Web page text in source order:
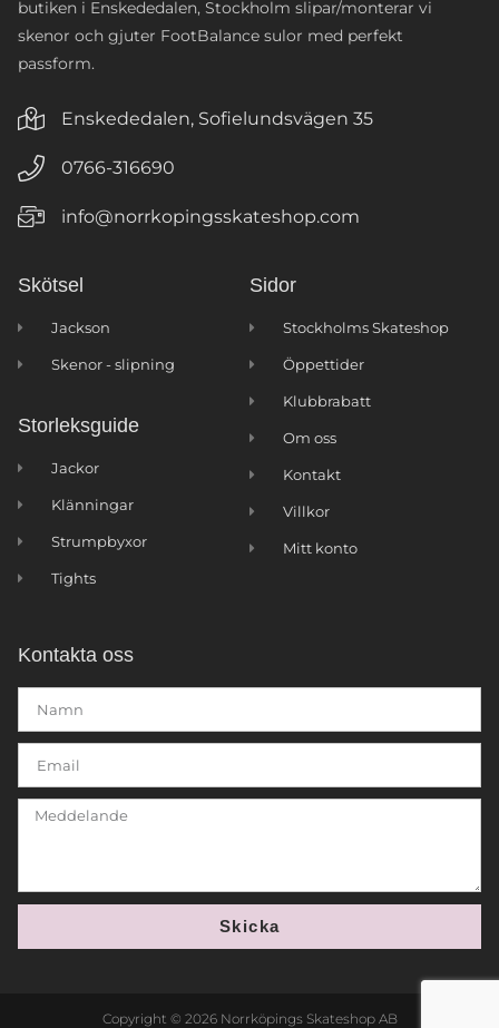
butiken i Enskededalen, Stockholm slipar/monterar vi
skenor och gjuter FootBalance sulor med perfekt
passform.
Enskededalen, Sofielundsvägen 35
0766-316690
info@norrkopingsskateshop.com
Skötsel
Jackson
Skenor - slipning
Storleksguide
Jackor
Klänningar
Strumpbyxor
Tights
Sidor
Stockholms Skateshop
Öppettider
Klubbrabatt
Om oss
Kontakt
Villkor
Mitt konto
Kontakta oss
Skicka
Copyright © 2026 Norrköpings Skateshop AB